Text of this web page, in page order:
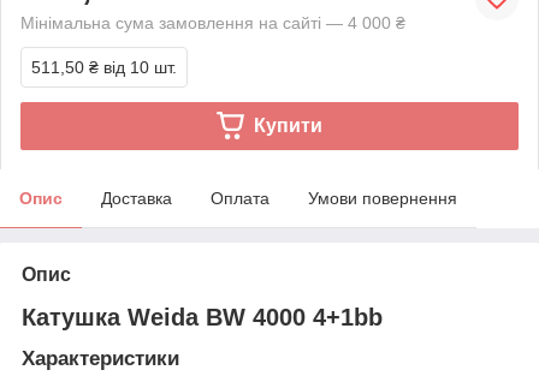
Мінімальна сума замовлення на сайті — 4 000 ₴
511,50 ₴ від 10 шт.
Купити
Опис Доставка Оплата Умови повернення
Опис
Катушка Weida BW 4000 4+1bb
Характеристики